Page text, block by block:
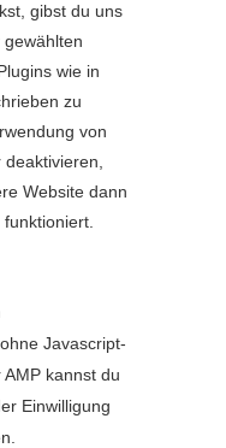
gibst du uns
wie in
zu
von
Website dann
Javascript-
kannst du
Einwilligung